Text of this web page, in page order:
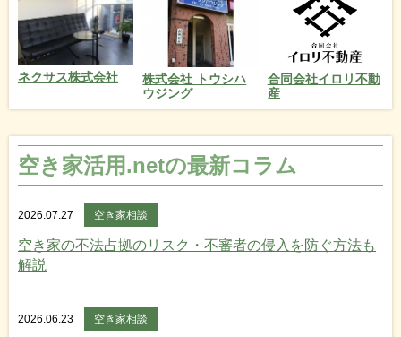
ネクサス株式会社
株式会社 トウシハ
ウジング
合同会社イロリ不動
産
空き家活用.netの最新コラム
2026.07.27 空き家相談
空き家の不法占拠のリスク・不審者の侵入を防ぐ方法も
解説
2026.06.23 空き家相談